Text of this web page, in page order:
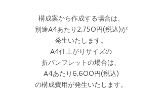
構成案から作成する場合は、
別途A4あたり2,750円(税込)が
​発生いたします。
A4仕上がりサイズの
折パンフレットの場合は、
A4あたり6,600円(税込)
​の構成費用が発生いたします。